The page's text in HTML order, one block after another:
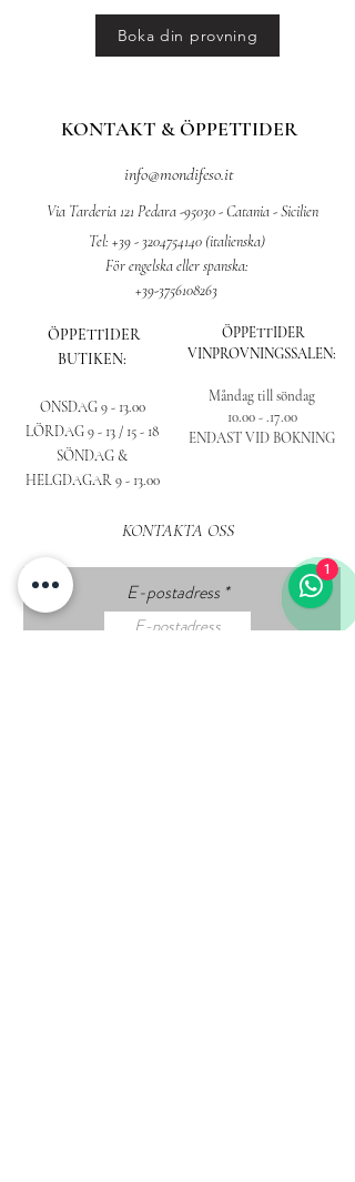
Boka din provning
KONTAKT & ÖPPETTIDER
info@mondifeso.it
Via Tarderia 121 Pedara -95030 - Catania - Sicilien
Tel: +39 - 3204754140(italienska)
För engelska eller spanska:
+39-3756108263
ÖPPETTIDER
BUTIKEN:
ONSDAG 9 - 13.00
LÖRDAG 9 - 13 / 15 - 18
SÖNDAG &
HELGDAGAR 9 - 13.00
ÖPPETTIDER
VINPROVNINGSSALEN:
Måndag till söndag
10.00 - .17.00
ENDAST VID BOKNING
KONTAKTA OSS
E-postadress
1